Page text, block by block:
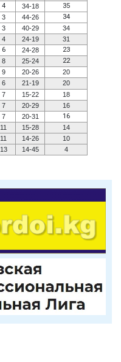
4 34-18 35
3 44-26 34
3 40-29
34
4 24-19
31
6 24-28 23
8 25-24 22
9 20-26
20
6 21-19
20
7 15-22
18
7 20-29
16
7 20-31 16
11 15-28
14
11 14-26
10
13 14-45 4